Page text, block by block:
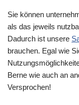
Sie können
als das jeweils
Dadurch ist unsere
brauchen. Egal wie
Berne wie auch an
Versprochen!